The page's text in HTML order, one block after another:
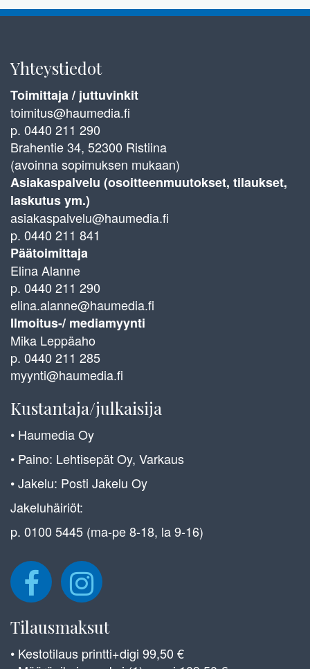
Yhteystiedot
Toimittaja / juttuvinkit
toimitus@haumedia.fi
p. 0440 211 290
Brahentie 34, 52300 Ristiina
(avoinna sopimuksen mukaan)
Asiakaspalvelu (osoitteenmuutokset, tilaukset,
laskutus ym.)
asiakaspalvelu@haumedia.fi
p. 0440 211 841
Päätoimittaja
Elina Alanne
p. 0440 211 290
elina.alanne@haumedia.fi
Ilmoitus-/ mediamyynti
Mika Leppäaho
p. 0440 211 285
myynti@haumedia.fi
Kustantaja/julkaisija
• Haumedia Oy
• Paino: Lehtisepät Oy, Varkaus
• Jakelu: Posti Jakelu Oy
Jakeluhäiriöt:
p. 0100 5445 (ma-pe 8-18, la 9-16)
Tilausmaksut
• Kestotilaus printti+digi 99,50 €